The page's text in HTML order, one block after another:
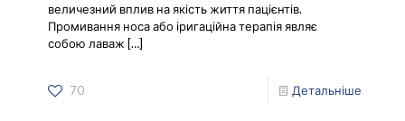
величезний вплив на якість життя пацієнтів.
Промивання носа або іригаційна терапія являє
собою лаваж […]
70 Детальніше